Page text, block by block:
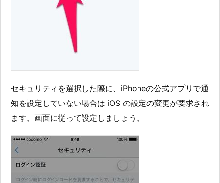
セキュリティを選択した際に、iPhoneの公式アプリで通
知を設定していない場合は iOS の設定の変更が要求され
ます。画面に従って設定しましょう。